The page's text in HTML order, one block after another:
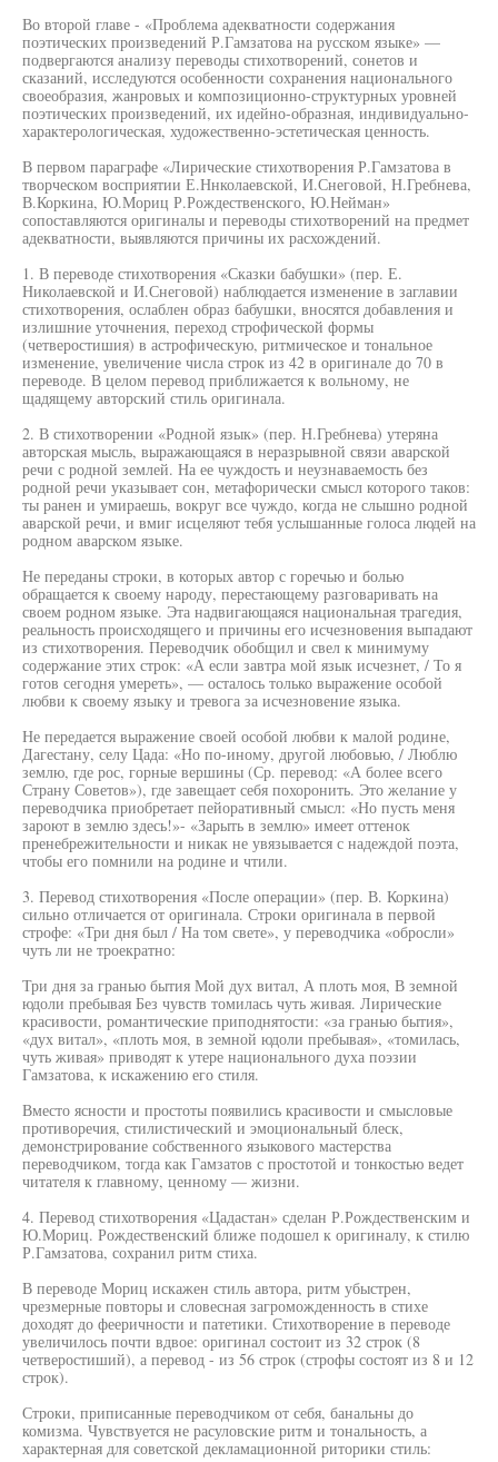
Во второй главе - «Проблема адекватности содержания
поэтических произведений Р.Гамзатова на русском языке» —
подвергаются анализу переводы стихотворений, сонетов и
сказаний, исследуются особенности сохранения национального
своеобразия, жанровых и композиционно-структурных уровней
поэтических произведений, их идейно-образная, индивидуально-
характерологическая, художественно-эстетическая ценность.
В первом параграфе «Лирические стихотворения Р.Гамзатова в
творческом восприятии Е.Ннколаевской, И.Снеговой, Н.Гребнева,
В.Коркина, Ю.Мориц Р.Рождественского, Ю.Нейман»
сопоставляются оригиналы и переводы стихотворений на предмет
адекватности, выявляются причины их расхождений.
1. В переводе стихотворения «Сказки бабушки» (пер. Е.
Николаевской и И.Снеговой) наблюдается изменение в заглавии
стихотворения, ослаблен образ бабушки, вносятся добавления и
излишние уточнения, переход строфической формы
(четверостишия) в астрофическую, ритмическое и тональное
изменение, увеличение числа строк из 42 в оригинале до 70 в
переводе. В целом перевод приближается к вольному, не
щадящему авторский стиль оригинала.
2. В стихотворении «Родной язык» (пер. Н.Гребнева) утеряна
авторская мысль, выражающаяся в неразрывной связи аварской
речи с родной землей. На ее чуждость и неузнаваемость без
родной речи указывает сон, метафорически смысл которого таков:
ты ранен и умираешь, вокруг все чуждо, когда не слышно родной
аварской речи, и вмиг исцеляют тебя услышанные голоса людей на
родном аварском языке.
Не переданы строки, в которых автор с горечью и болью
обращается к своему народу, перестающему разговаривать на
своем родном языке. Эта надвигающаяся национальная трагедия,
реальность происходящего и причины его исчезновения выпадают
из стихотворения. Переводчик обобщил и свел к минимуму
содержание этих строк: «А если завтра мой язык исчезнет, / То я
готов сегодня умереть», — осталось только выражение особой
любви к своему языку и тревога за исчезновение языка.
Не передается выражение своей особой любви к малой родине,
Дагестану, селу Цада: «Но по-иному, другой любовью, / Люблю
землю, где рос, горные вершины (Ср. перевод: «А более всего
Страну Советов»), где завещает себя похоронить. Это желание у
переводчика приобретает пейоративный смысл: «Но пусть меня
зароют в землю здесь!»- «Зарыть в землю» имеет оттенок
пренебрежительности и никак не увязывается с надеждой поэта,
чтобы его помнили на родине и чтили.
3. Перевод стихотворения «После операции» (пер. В. Коркина)
сильно отличается от оригинала. Строки оригинала в первой
строфе: «Три дня был / На том свете», у переводчика «обросли»
чуть ли не троекратно:
Три дня за гранью бытия Мой дух витал, А плоть моя, В земной
юдоли пребывая Без чувств томилась чуть живая. Лирические
красивости, романтические приподнятости: «за гранью бытия»,
«дух витал», «плоть моя, в земной юдоли пребывая», «томилась,
чуть живая» приводят к утере национального духа поэзии
Гамзатова, к искажению его стиля.
Вместо ясности и простоты появились красивости и смысловые
противоречия, стилистический и эмоциональный блеск,
демонстрирование собственного языкового мастерства
переводчиком, тогда как Гамзатов с простотой и тонкостью ведет
читателя к главному, ценному — жизни.
4. Перевод стихотворения «Цадастан» сделан Р.Рождественским и
Ю.Мориц. Рождественский ближе подошел к оригиналу, к стилю
Р.Гамзатова, сохранил ритм стиха.
В переводе Мориц искажен стиль автора, ритм убыстрен,
чрезмерные повторы и словесная загроможденность в стихе
доходят до фееричности и патетики. Стихотворение в переводе
увеличилось почти вдвое: оригинал состоит из 32 строк (8
четверостиший), а перевод - из 56 строк (строфы состоят из 8 и 12
строк).
Строки, приписанные переводчиком от себя, банальны до
комизма. Чувствуется не расуловские ритм и тональность, а
характерная для советской декламационной риторики стиль: